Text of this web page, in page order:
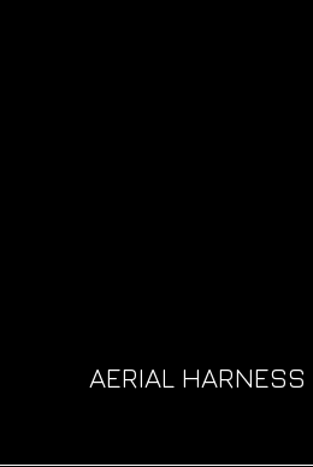
AERIAL HARNESS